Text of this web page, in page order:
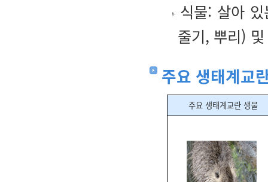
식물: 살아
줄기, 뿌리)
주요 생태계교
주요 생태계교란 생물